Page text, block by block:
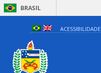
BRASIL
ACESSIBILIDADE